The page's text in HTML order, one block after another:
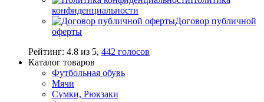
конфиденциальности
Договор публичной
оферты
Рейтинг: 4.8 из 5, 442 голосов
Каталог товаров
Футбольная обувь
Мячи
Сумки, Рюкзаки